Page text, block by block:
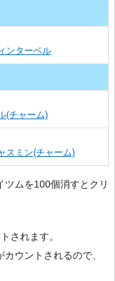
ンターベル
(チャーム)
スミン(チャーム)
ムを100個消すとクリ
されます。
ウントされるので、